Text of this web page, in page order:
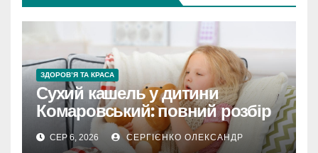
ЗДОРОВ’Я ТА КРАСА
Сухий кашель у дитини
Комаровський: повний розбір
підходу лікаря
СЕР 6, 2026 СЕРГІЄНКО ОЛЕКСАНДР